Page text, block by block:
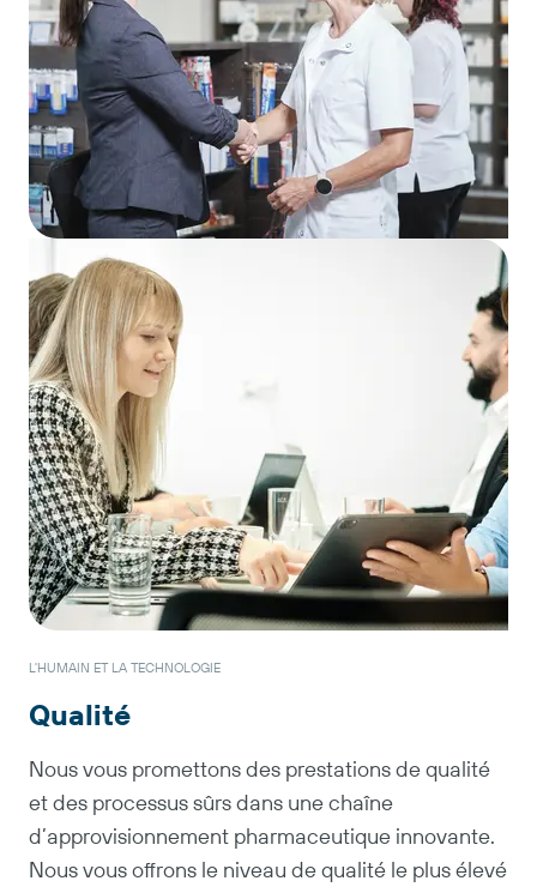
Commerce spécialisé
Vers le commerce spécialisé
Vers les partenaires industriels
L'HUMAIN ET LA TECHNOLOGIE
Qualité
Nous vous promettons des prestations de qualité
et des processus sûrs dans une chaîne
d’approvisionnement pharmaceutique innovante.
Nous vous offrons le niveau de qualité le plus élevé